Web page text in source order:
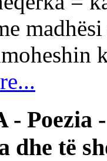
- Poezia
dhe të